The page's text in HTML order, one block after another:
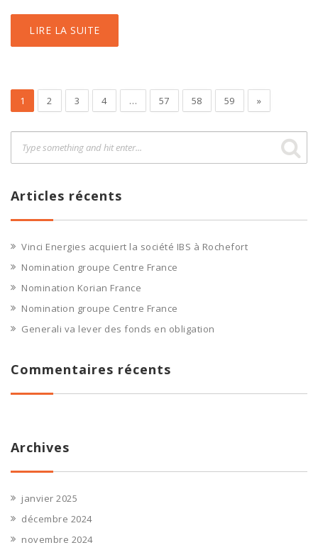
LIRE LA SUITE
1 2 3 4 … 57 58 59 »
Articles récents
Vinci Energies acquiert la société IBS à Rochefort
Nomination groupe Centre France
Nomination Korian France
Nomination groupe Centre France
Generali va lever des fonds en obligation
Commentaires récents
Archives
janvier 2025
décembre 2024
novembre 2024